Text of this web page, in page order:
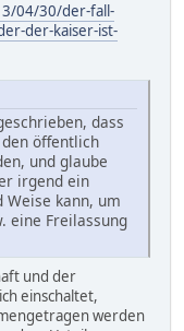
04/30/der-fall-
der-kaiser-ist-
dass
öffentlich
und glaube
irgend ein
kann, um
eine Freilassung
und der
einschaltet,
werden